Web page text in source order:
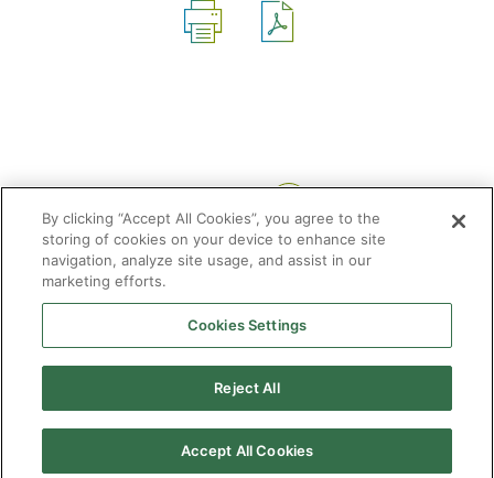
By clicking “Accept All Cookies”, you agree to the
storing of cookies on your device to enhance site
navigation, analyze site usage, and assist in our
marketing efforts.
Cookies Settings
Reject All
Accept All Cookies